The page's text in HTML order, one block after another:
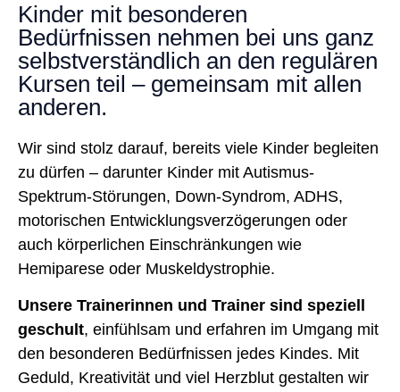
Kinder mit besonderen
Bedürfnissen nehmen bei uns ganz
selbstverständlich an den regulären
Kursen teil – gemeinsam mit allen
anderen.
Wir sind stolz darauf, bereits viele Kinder begleiten
zu dürfen – darunter Kinder mit Autismus-
Spektrum-Störungen, Down-Syndrom, ADHS,
motorischen Entwicklungsverzögerungen oder
auch körperlichen Einschränkungen wie
Hemiparese oder Muskeldystrophie.
Unsere Trainerinnen und Trainer sind speziell
geschult, einfühlsam und erfahren im Umgang mit
den besonderen Bedürfnissen jedes Kindes. Mit
Geduld, Kreativität und viel Herzblut gestalten wir